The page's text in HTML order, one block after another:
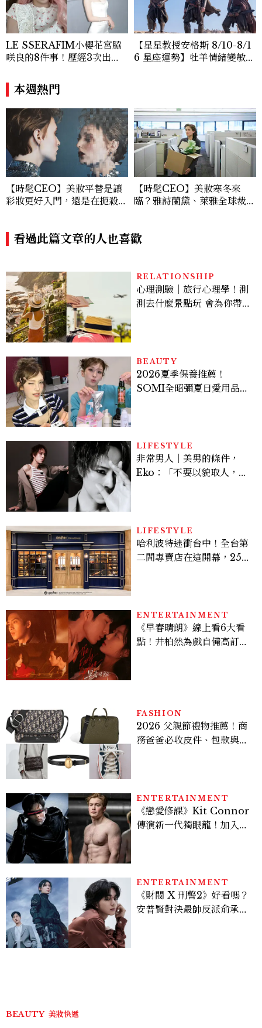
LE SSERAFIM小櫻花宮脇
咲良的8件事！歷經3次出
王、靠「這招」養成17吋螞蟻
腰
【星星教授安格斯 8/10-8/1
6 星座運勢】牡羊情緒變敏
本週熱門
【時髦CEO】美妝平替是讓
彩妝更好入門，還是在扼殺創
【時髦CEO】美妝寒冬來
臨？雅詩蘭黛、萊雅全球裁員
看過此篇文章的人也喜歡
RELATIONSHIP
心理測驗｜旅行心理學！測
測去什麼景點玩 會為你帶來
BEAUTY
2026夏季保養推薦！
SOMI全昭彌夏日愛用品公
LIFESTYLE
非常男人｜美男的條件，
Eko：「不要以貌取人，內
LIFESTYLE
哈利波特迷衝台中！全台第
二間專賣店在這開幕，25週
ENTERTAINMENT
《早春晴朗》線上看6大看
點！井柏然為戲自備高訂，
FASHION
2026 父親節禮物推薦！商
務爸爸必收皮件、包款與鞋
ENTERTAINMENT
《戀愛修課》Kit Connor
傳演新一代獨眼龍！加入新
ENTERTAINMENT
《財閥 X 刑警2》好看嗎？
安普賢對決最帥反派俞承
BEAUTY 美妝快遞